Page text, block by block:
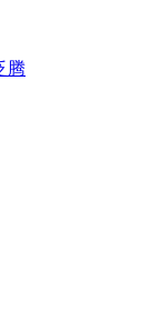
腾